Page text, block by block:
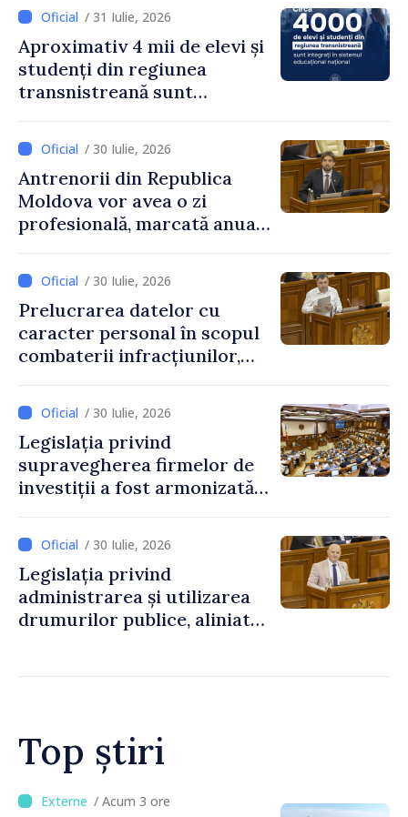
/ 31 Iulie, 2026
Aproximativ 4 mii de elevi și
studenți din regiunea
transnistreană sunt
educațional național
/ 30 Iulie, 2026
Antrenorii din Republica
Moldova vor avea o zi
profesională, marcată anual
/ 30 Iulie, 2026
Prelucrarea datelor cu
caracter personal în scopul
combaterii infracțiunilor,
/ 30 Iulie, 2026
Legislația privind
supravegherea firmelor de
investiții a fost armonizată
/ 30 Iulie, 2026
Legislația privind
administrarea și utilizarea
drumurilor publice, aliniată
Top știri
/ Acum 1 oră